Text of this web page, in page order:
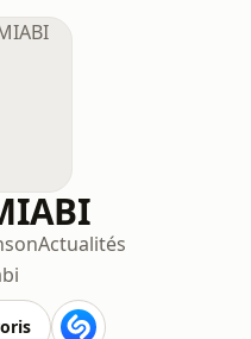
Actualités